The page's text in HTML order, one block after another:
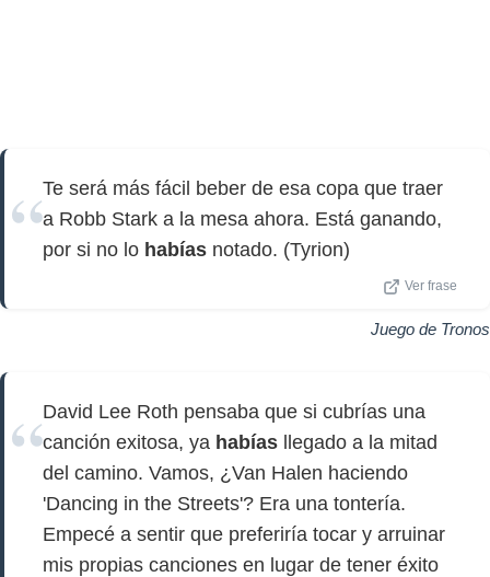
Te será más fácil beber de esa copa que traer
a Robb Stark a la mesa ahora. Está ganando,
por si no lo habías notado. (Tyrion)
Ver frase
Juego de Tronos
David Lee Roth pensaba que si cubrías una
canción exitosa, ya habías llegado a la mitad
del camino. Vamos, ¿Van Halen haciendo
'Dancing in the Streets'? Era una tontería.
Empecé a sentir que preferiría tocar y arruinar
mis propias canciones en lugar de tener éxito